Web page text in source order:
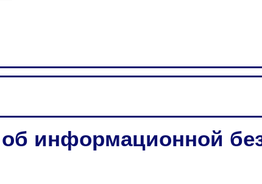
информационной